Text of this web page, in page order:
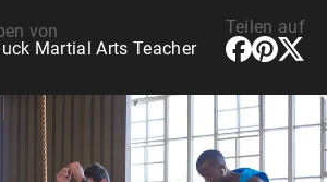
von
Martial Arts Teacher
Teilen auf